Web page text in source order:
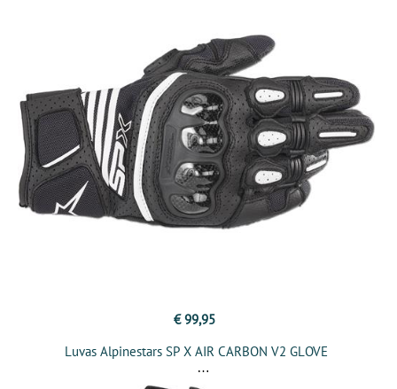
€ 99,95
Luvas Alpinestars SP X AIR CARBON V2 GLOVE